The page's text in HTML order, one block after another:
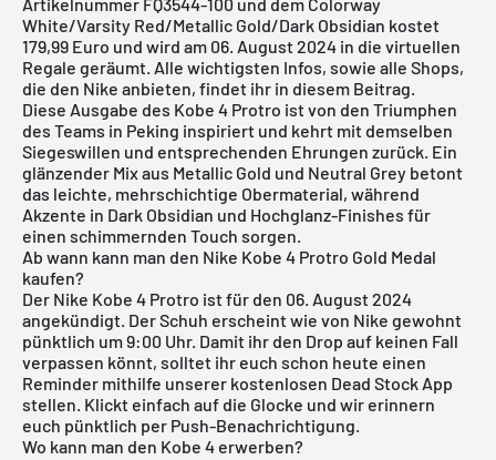
White/Varsity Red/Metallic Gold/Dark Obsidian kostet
179,99 Euro und wird am 06. August 2024 in die virtuellen
Regale geräumt. Alle wichtigsten Infos, sowie alle Shops,
die den Nike anbieten, findet ihr in diesem Beitrag.
Diese Ausgabe des Kobe 4 Protro ist von den Triumphen
des Teams in Peking inspiriert und kehrt mit demselben
Siegeswillen und entsprechenden Ehrungen zurück. Ein
glänzender Mix aus Metallic Gold und Neutral Grey betont
das leichte, mehrschichtige Obermaterial, während
Akzente in Dark Obsidian und Hochglanz-Finishes für
einen schimmernden Touch sorgen.
Ab wann kann man den Nike Kobe 4 Protro Gold Medal
kaufen?
Der Nike Kobe 4 Protro ist für den 06. August 2024
angekündigt. Der Schuh erscheint wie von Nike gewohnt
pünktlich um 9:00 Uhr. Damit ihr den Drop auf keinen Fall
verpassen könnt, solltet ihr euch schon heute einen
Reminder mithilfe unserer kostenlosen Dead Stock App
stellen. Klickt einfach auf die Glocke und wir erinnern
euch pünktlich per Push-Benachrichtigung.
Wo kann man den Kobe 4 erwerben?